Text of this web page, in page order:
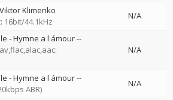
Viktor Klimenko
16bit/44.1kHz
N/A
- Hymne a l ámour--
N/A
- Hymne a l ámour--
ABR)
N/A